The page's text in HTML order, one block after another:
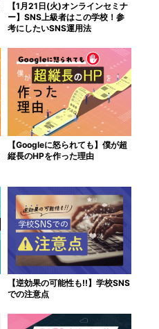
【1月21日(火)オンラインセミナ
ー】SNS上級者はこの学校！参
考にしたいSNS運用法
【Googleに怒られても】僕が超
縦長のHPを作った理由
【逆効果の可能性も!!】学校SNS
での注意点